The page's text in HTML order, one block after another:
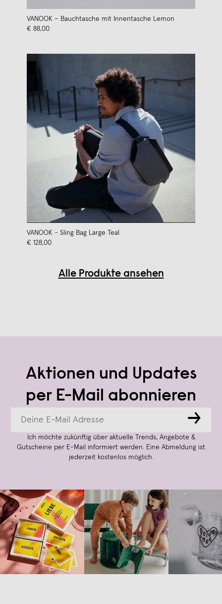
VANOOK – Bauchtasche mit Innentasche Lemon
€ 88,00
VANOOK - Sling Bag Large Teal
€ 128,00
Alle Produkte ansehen
Aktionen und Updates
per E-Mail abonnieren
→
Ich möchte zukünftig über aktuelle Trends, Angebote &
Gutscheine per E-Mail informiert werden. Eine Abmeldung ist
jederzeit kostenlos möglich.